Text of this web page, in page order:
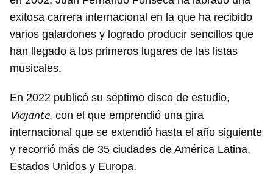
exitosa carrera internacional en la que ha recibido
varios galardones y logrado producir sencillos que
han llegado a los primeros lugares de las listas
musicales.
En 2022 publicó su séptimo disco de estudio,
Viajante, con el que emprendió una gira
internacional que se extendió hasta el año siguiente
y recorrió más de 35 ciudades de América Latina,
Estados Unidos y Europa.